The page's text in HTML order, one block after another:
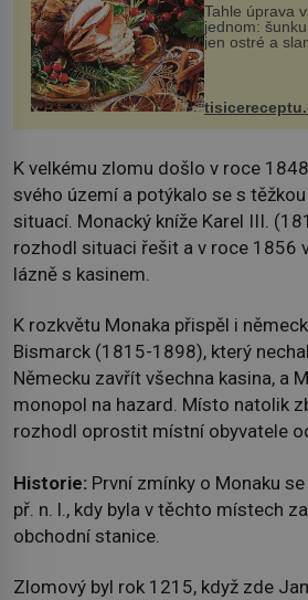
Tahle úprava
jednom:
jen ostré a
nakrmíte
krků.
vcelku 3
K velkému zlomu došlo v roce
svého území a potýkalo se s
situací. Monacký kníže Karel III.
rozhodl situaci řešit a v roce 1856
lázně s kasinem.
K rozkvětu Monaka přispěl i
Bismarck (1815-1898), který
Německu zavřít všechna kasina, a
monopol na hazard. Místo natolik
rozhodl oprostit místní obyvatele
Historie: První zmínky o Monaku
př. n. l., kdy byla v těchto místech
obchodní stanice.
Zlomový byl rok 1215, když zde